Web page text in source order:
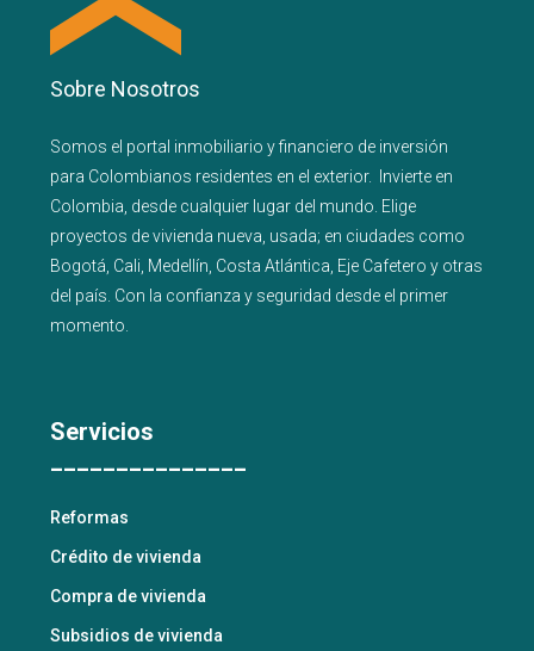
Sobre Nosotros
Somos el portal inmobiliario yfinanciero de inversión
para Colombianos residentes en el exterior. Invierte en
Colombia, desde cualquier lugar del mundo. Elige
proyectos devivienda nueva usada; en ciudades como
Bogotá Cali Medellín Costa Atlántica Eje Cafetero y otras
del país . Con la confianza y seguridad desde el primer
momento.
Servicios
Reformas
Crédito de vivienda
Compra de vivienda
Subsidios de vivienda